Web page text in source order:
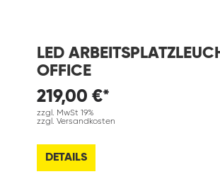
LED
OFFICE
219,00 €*
zzgl. MwSt 19%
zzgl. Versandkosten
DETAILS